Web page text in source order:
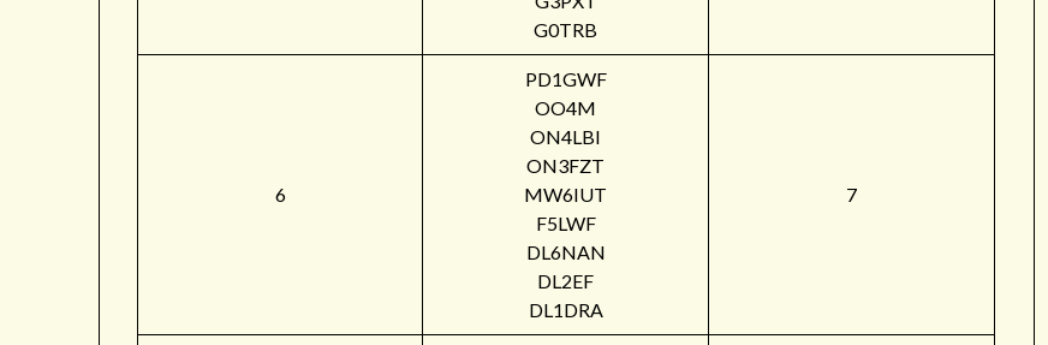
G0TRB
6
PD1GWF
OO4M
ON4LBI
ON3FZT
MW6IUT
F5LWF
DL6NAN
DL2EF
DL1DRA
7